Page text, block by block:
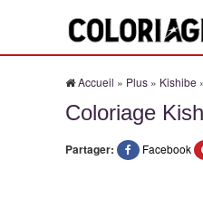
Accueil » Plus » Kishibe
Coloriage
Partager: Facebook